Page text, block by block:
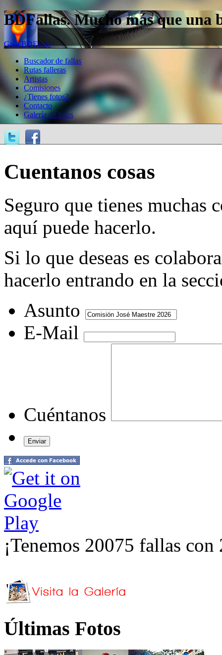
BDFallas. Mucho más que una
Guía BDFallas
Buscador de fallas
Rutas falleras
Artistas
Comisiones
¿Tienes fotos?
Contacto
Galería de fotos
Cuentanos cosas
Seguro que tienes muchas
aquí puede hacerlo.
Si lo que deseas es
hacerlo entrando en la
Asunto
E-Mail
Cuéntanos
¡Tenemos 20075 fallas
Últimas Fotos